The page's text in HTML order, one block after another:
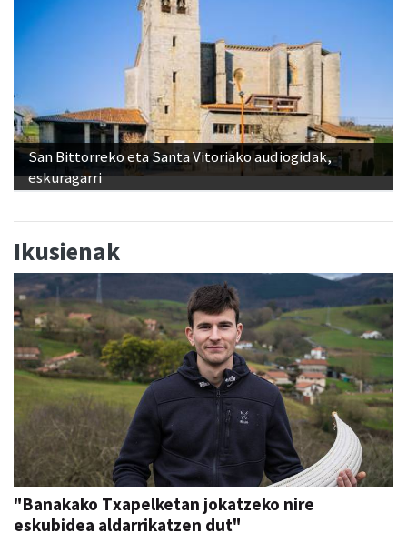
San Bittorreko eta Santa Vitoriako audiogidak,
eskuragarri
Ikusienak
"Banakako Txapelketan jokatzeko nire
eskubidea aldarrikatzen dut"